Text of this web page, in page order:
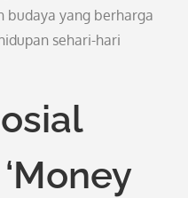
budaya yang berharga
sehari-hari